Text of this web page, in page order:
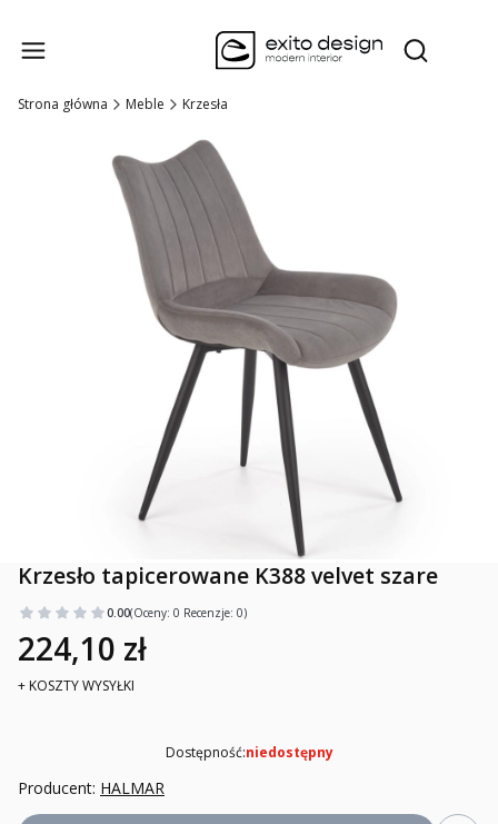
Otwórz
Strona główna Meble Krzesła
Krzesło tapicerowane K388 velvet szare
0.00(Oceny: 0 Recenzje: 0)
224,10 zł
+ KOSZTY WYSYŁKI
Dostępność:niedostępny
Producent: HALMAR